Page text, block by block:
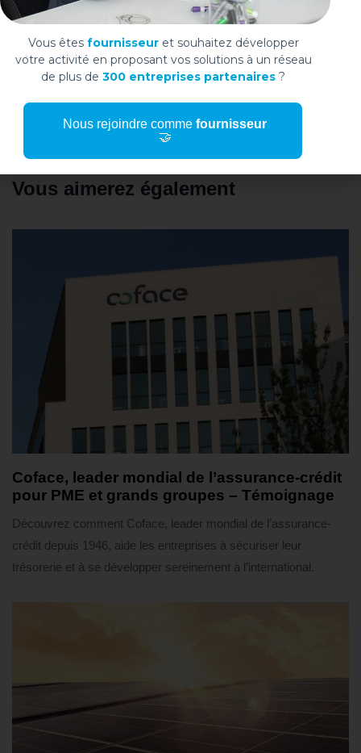
au Luxembourg et membre de Widoo –
Témoignage
Comment Widoo renforce les liens entre
fournisseurs et membres
Vous aimerez également
Coface, leader mondial de l’assurance-crédit
pour PME et grands groupes – Témoignage
Découvrez comment Coface, leader mondial de l’assurance-
crédit depuis 1946, aide les entreprises à sécuriser leur
trésorerie et à se développer sereinement à l’international.
Vous êtes fournisseuret souhaitez développer
votre activité en proposant vos solutions à un réseau
de plus de300 entreprises partenaires ?
Nous rejoindre commefournisseur
🤝